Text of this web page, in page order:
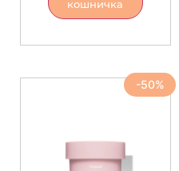
кошничка
-50%